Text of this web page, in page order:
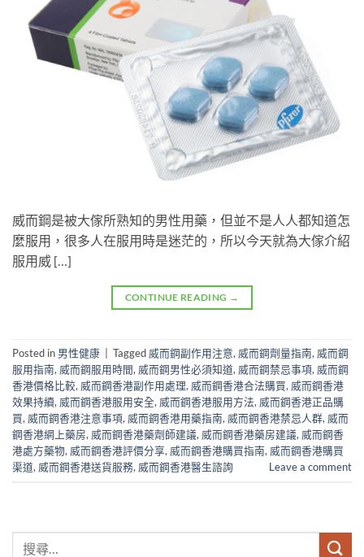
威而鋼是被大傢所熟知的男性用藥，但並不是人人都知道怎
麼服用，很多人在服用時是迷茫的，所以今天就為大傢介紹
服用威 […]
CONTINUE READING →
Posted in 男性健康 Tagged 威而鋼副作用注意, 威而鋼劑量指南, 威而鋼
服用指南, 威而鋼服用時間, 威而鋼男性必須知道, 威而鋼禁忌事項, 威而鋼
香港價格比較, 威而鋼香港副作用處理, 威而鋼香港合法購買, 威而鋼香港
效果持續, 威而鋼香港服用安全, 威而鋼香港服用方法, 威而鋼香港正品購
買, 威而鋼香港注意事項, 威而鋼香港用藥指南, 威而鋼香港禁忌人群, 威而
鋼香港網上藥房, 威而鋼香港藥劑師建議, 威而鋼香港藥房建議, 威而鋼香
港處方藥物, 威而鋼香港評價分享, 威而鋼香港購買指南, 威而鋼香港購買
渠道, 威而鋼香港送貨服務, 威而鋼香港醫生諮詢 Leave a comment